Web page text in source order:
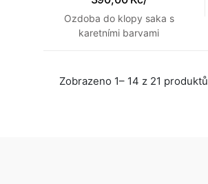
Ozdoba do klopy saka s
karetními barvami
Zobrazeno 1– 14 z 21 produktů